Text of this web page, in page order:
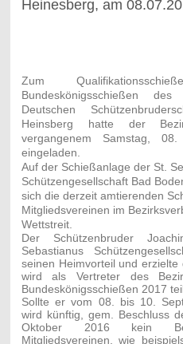
Heinesberg, am
Zum
Bundeskönigsschießen
Deutschen
Heinsberg hatte der
vergangenem Samstag,
eingeladen.
Auf der Schießanlage der St.
Schützengesellschaft Bad
sich die derzeit amtierenden
Mitgliedsvereinen im
Wettstreit.
Der Schützenbruder
Sebastianus
seinen Heimvorteil und
wird als Vertreter des
Bundeskönigsschießen 2017
Sollte er vom 08. bis 10.
wird künftig, gem. Beschluss
Oktober 2016 kein
Mitgliedsvereinen, wie